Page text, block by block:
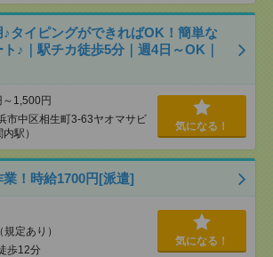
タイピングができればOK！簡単な
♪｜駅チカ徒歩5分｜週4日～OK｜
1,500円
市中区相生町3-63ヤオマサビ
駅）
気になる！
！時給1700円[派遣]
定あり）
歩12分
気になる！